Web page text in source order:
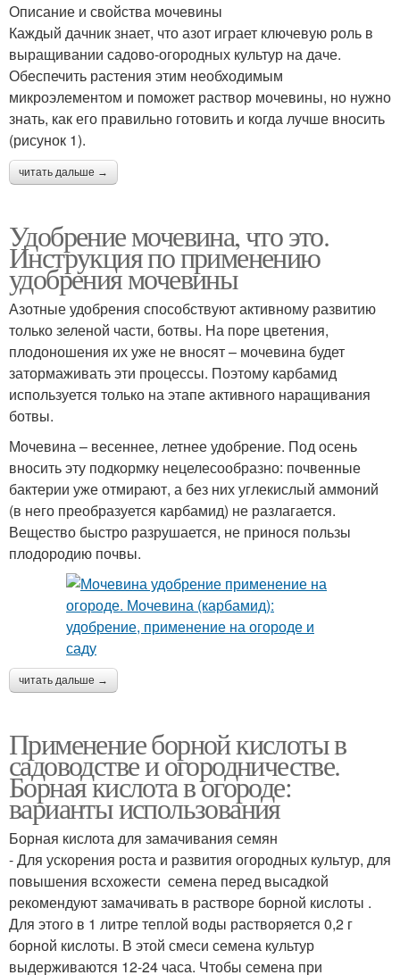
Описание и свойства мочевины
Каждый дачник знает, что азот играет ключевую роль в
выращивании садово-огородных культур на даче.
Обеспечить растения этим необходимым
микроэлементом и поможет раствор мочевины, но нужно
знать, как его правильно готовить и когда лучше вносить
(рисунок 1).
читать дальше →
Удобрение мочевина, что это.
Инструкция по применению
удобрения мочевины
Азотные удобрения способствуют активному развитию
только зеленой части, ботвы. На поре цветения,
плодоношения их уже не вносят – мочевина будет
затормаживать эти процессы. Поэтому карбамид
используется только на этапе активного наращивания
ботвы.
Мочевина – весеннее, летнее удобрение. Под осень
вносить эту подкормку нецелесообразно: почвенные
бактерии уже отмирают, а без них углекислый аммоний
(в него преобразуется карбамид) не разлагается.
Вещество быстро разрушается, не принося пользы
плодородию почвы.
читать дальше →
Применение борной кислоты в
садоводстве и огородничестве.
Борная кислота в огороде:
варианты использования
Борная кислота для замачивания семян
- Для ускорения роста и развития огородных культур, для
повышения всхожести семена перед высадкой
рекомендуют замачивать в растворе борной кислоты .
Для этого в 1 литре теплой воды растворяется 0,2 г
борной кислоты. В этой смеси семена культур
выдерживаются 12-24 часа. Чтобы семена при